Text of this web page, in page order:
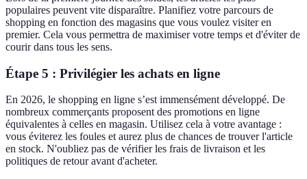
populaires peuvent vite disparaître. Planifiez votre parcours de
shopping en fonction des magasins que vous voulez visiter en
premier. Cela vous permettra de maximiser votre temps et d'éviter de
courir dans tous les sens.
Étape 5 : Privilégier les achats en ligne
En 2026, le shopping en ligne s’est immensément développé. De
nombreux commerçants proposent des promotions en ligne
équivalentes à celles en magasin. Utilisez cela à votre avantage :
vous éviterez les foules et aurez plus de chances de trouver l'article
en stock. N'oubliez pas de vérifier les frais de livraison et les
politiques de retour avant d'acheter.